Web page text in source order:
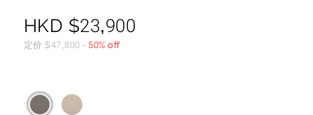
HKD $23,900
定价$47,800 - 50% off